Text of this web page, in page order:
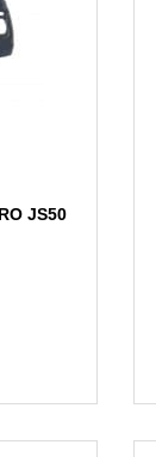
JS50